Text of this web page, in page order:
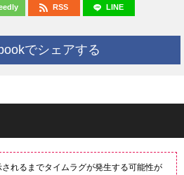
RSS LINE
でシェアする
れるまでタイムラグが発生する可能性が